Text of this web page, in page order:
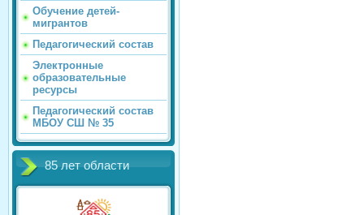
Обучение детей-
мигрантов
Педагогический состав
Электронные
образовательные
ресурсы
Педагогический состав
МБОУ СШ № 35
85 лет области